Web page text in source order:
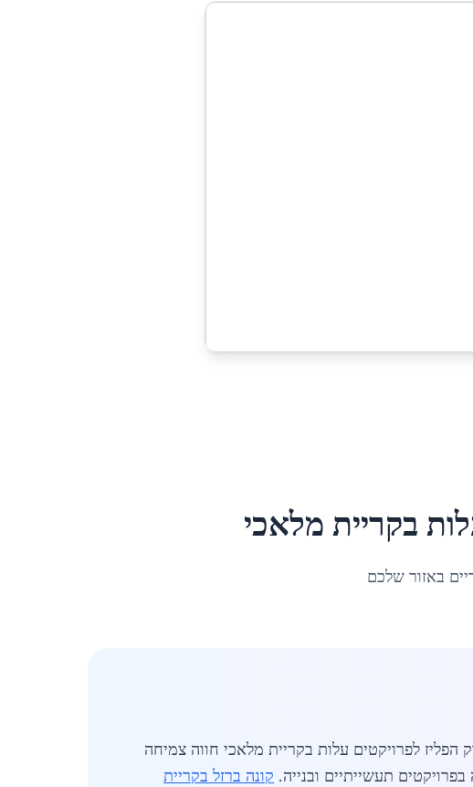
בקריית מלאכי
באזור שלכם
מלאכי, עיר בדרום ישראל עם אוכלוסייה של כ-23,771 תושבים, שוק הפליז לפרויקטים עלות בקריית מלאכי חווה צמיחה
תעשייתיים ובנייה. קונה ברזל בקריית